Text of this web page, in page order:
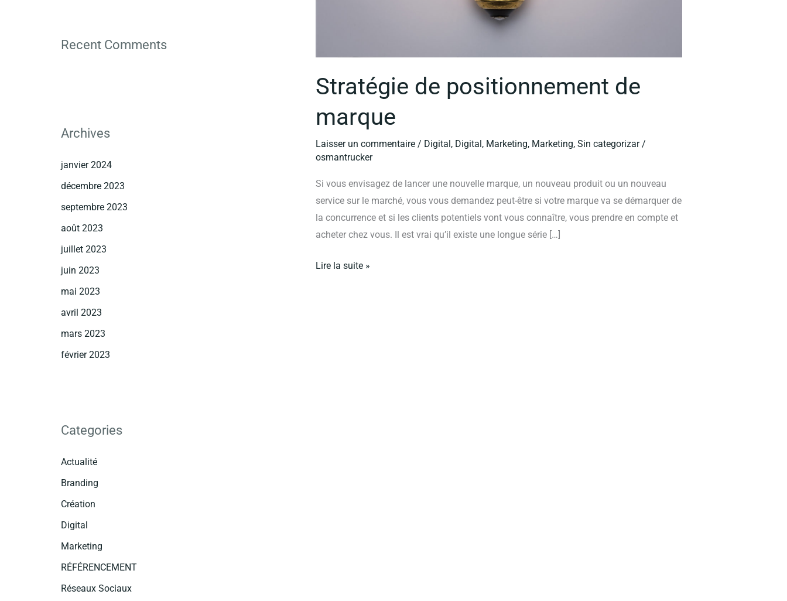
Recent Comments
Archives
janvier 2024
décembre 2023
septembre 2023
août 2023
juillet 2023
juin 2023
mai 2023
avril 2023
mars 2023
février 2023
Categories
Actualité
Branding
Création
Digital
Marketing
RÉFÉRENCEMENT
Réseaux Sociaux
Stratégie de positionnement de
marque
Laisser un commentaire / Digital , Digital , Marketing, Marketing, Sin categorizar/
osmantrucker
Si vous envisagez de lancer une nouvelle marque, un nouveau produit ou un nouveau
service sur le marché, vous vous demandez peut-être si votre marque va se démarquer de
la concurrence et si les clients potentiels vont vous connaître, vous prendre en compte et
acheter chez vous. Il est vrai qu’il existe une longue série […]
Lire la suite »